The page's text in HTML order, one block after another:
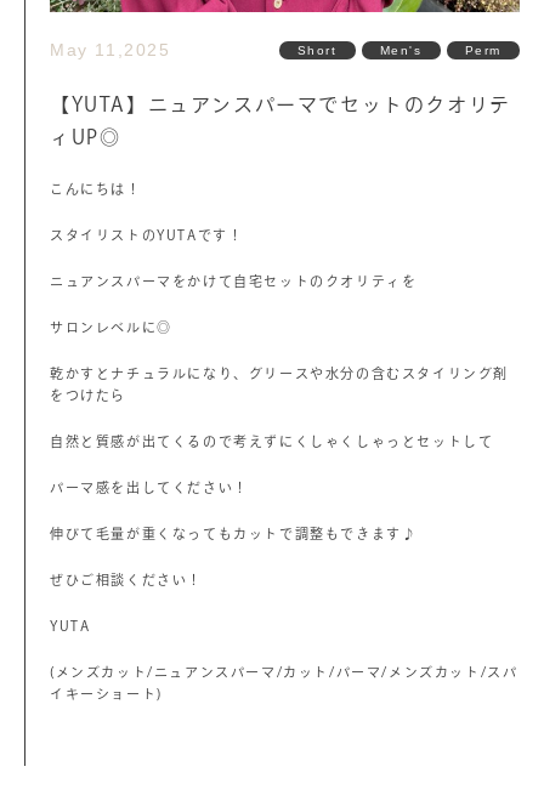
May 11,2025 Short Men's Perm
【YUTA】ニュアンスパーマでセットのクオリテ
ィUP◎
こんにちは！
スタイリストのYUTAです！
ニュアンスパーマをかけて自宅セットのクオリティを
サロンレベルに◎
乾かすとナチュラルになり、グリースや水分の含むスタイリング剤
をつけたら
自然と質感が出てくるので考えずにくしゃくしゃっとセットして
パーマ感を出してください！
伸びて毛量が重くなってもカットで調整もできます♪
ぜひご相談ください！
YUTA
(メンズカット/ニュアンスパーマ/カット/パーマ/メンズカット/スパ
イキーショート)